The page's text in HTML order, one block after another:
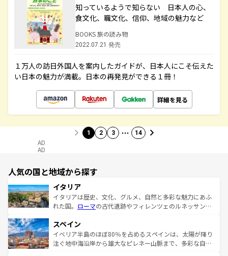
知っているようで知らない 日本人の心、
食文化、職文化、信仰、地域の魅力など
BOOKS 旅の読み物
2022.07.21 発売
１万人の訪日外国人を案内したガイドが、日本人にこそ伝えた
い日本の魅力が満載。日本の再発見ができる１冊！
詳細を見る
1 2 3 … 14
AD
AD
人気の国と地域から探す
イタリア
イタリアは歴史、文化、グルメ、自然と多彩な魅力にあふ
れた国。 ローマの古代遺跡やフィレンツェのルネッサンス
ろん、トスカーナの美しい田園風景やアマルフィ海岸の絶
景など、自然景観も見逃せない。観光の合間には、本場の
ピザやパスタなど、絶品のイタリア料理を堪能することも
スペイン
イベリア半島のほぼ80％を占めるスペインは、太陽が降り
注ぐ地中海沿岸から雄大なピレネー山脈まで、多彩な自然